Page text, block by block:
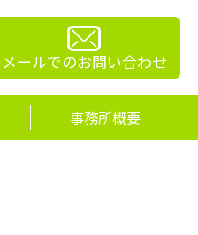
メールでのお問い合わせ
事務所概要